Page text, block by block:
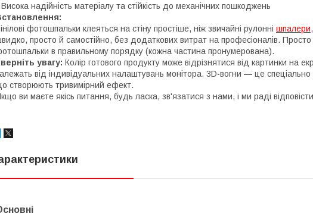
Висока надійність матеріалу та стійкість до механічних пошкоджень
фотошпальки клеяться на стіну простіше, ніж звичайні рулонні шпалери
просто й самостійно, без додаткових витрат на професіоналів. Просто
в правильному порядку (кожна частина пронумерована).
увагу: Колір готового продукту може відрізнятися від картинки на
від індивідуальних налаштувань монітора. 3D-вогни — це
створюють тривимірний ефект.
ви маєте якісь питання, будь ласка, зв'язатися з нами, і ми раді